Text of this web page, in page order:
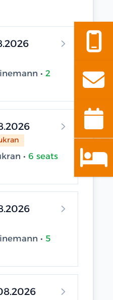
Trainingscenter Heinemann • 2
Trainingscenter Mukran • 6 seats
Trainingscenter Heinemann • 5